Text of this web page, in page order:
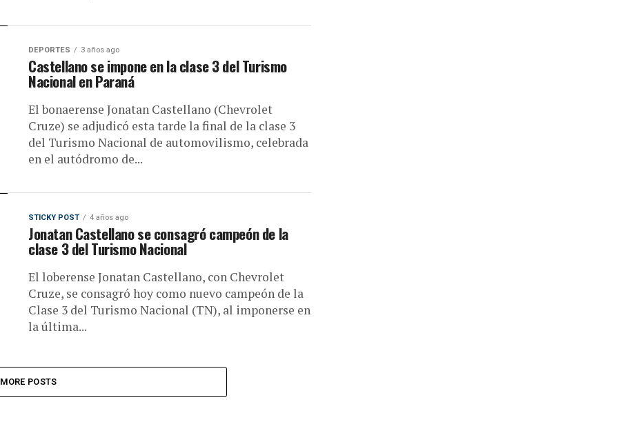
DEPORTES 3 años ago
Castellano se impone en la clase 3 del Turismo
Nacional en Paraná
El bonaerense Jonatan Castellano (Chevrolet
Cruze) se adjudicó esta tarde la final de la clase 3
del Turismo Nacional de automovilismo, celebrada
en el autódromo de...
STICKY POST 4 años ago
Jonatan Castellano se consagró campeón de la
clase 3 del Turismo Nacional
El loberense Jonatan Castellano, con Chevrolet
Cruze, se consagró hoy como nuevo campeón de la
Clase 3 del Turismo Nacional (TN), al imponerse en
la última...
MORE POSTS